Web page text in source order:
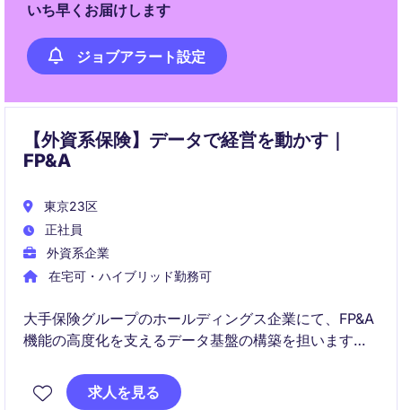
いち早くお届けします
ジョブアラート設定
【外資系保険】データで経営を動かす｜
FP&A
東京23区
正社員
外資系企業
在宅可・ハイブリッド勤務可
大手保険グループのホールディングス企業にて、FP&A
機能の高度化を支えるデータ基盤の構築を担います。
決定までを一気通貫で支える重要な役割です。
求人を見る